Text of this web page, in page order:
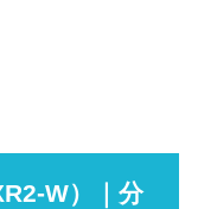
W）｜分